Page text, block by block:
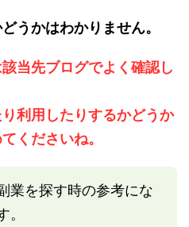
うかはわかりません。
当先ブログでよく確認し
利用したりするかどうか
くださいね。
業を探す時の参考にな
。